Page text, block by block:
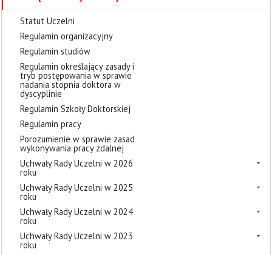
Statut Uczelni
Regulamin organizacyjny
Regulamin studiów
Regulamin określający zasady i
tryb postępowania w sprawie
nadania stopnia doktora w
dyscyplinie
Regulamin Szkoły Doktorskiej
Regulamin pracy
Porozumienie w sprawie zasad
wykonywania pracy zdalnej
Uchwały Rady Uczelni w 2026
roku
Uchwały Rady Uczelni w 2025
roku
Uchwały Rady Uczelni w 2024
roku
Uchwały Rady Uczelni w 2023
roku